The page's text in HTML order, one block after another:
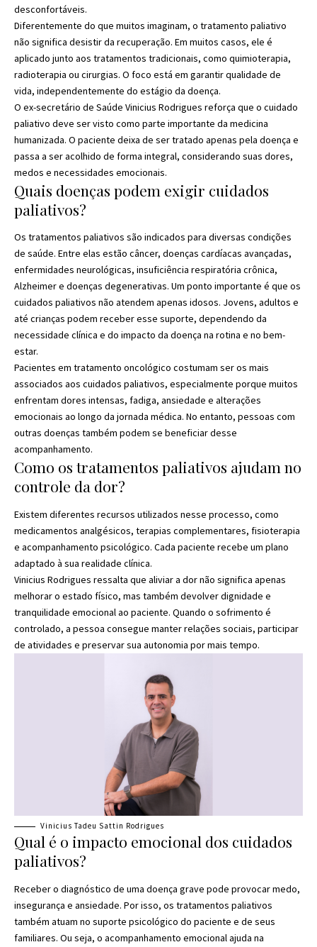
desconfortáveis.
Diferentemente do que muitos imaginam, o tratamento paliativo
não significa desistir da recuperação. Em muitos casos, ele é
aplicado junto aos tratamentos tradicionais, como quimioterapia,
radioterapia ou cirurgias. O foco está em garantir qualidade de
vida, independentemente do estágio da doença.
O ex-secretário de Saúde Vinicius Rodrigues reforça que o cuidado
paliativo deve ser visto como parte importante da medicina
humanizada. O paciente deixa de ser tratado apenas pela doença e
passa a ser acolhido de forma integral, considerando suas dores,
medos e necessidades emocionais.
Quais doenças podem exigir cuidados
paliativos?
Os tratamentos paliativos são indicados para diversas condições
de saúde. Entre elas estão câncer, doenças cardíacas avançadas,
enfermidades neurológicas, insuficiência respiratória crônica,
Alzheimer e doenças degenerativas. Um ponto importante é que os
cuidados paliativos não atendem apenas idosos. Jovens, adultos e
até crianças podem receber esse suporte, dependendo da
necessidade clínica e do impacto da doença na rotina e no bem-
estar.
Pacientes em tratamento oncológico costumam ser os mais
associados aos cuidados paliativos, especialmente porque muitos
enfrentam dores intensas, fadiga, ansiedade e alterações
emocionais ao longo da jornada médica. No entanto, pessoas com
outras doenças também podem se beneficiar desse
acompanhamento.
Como os tratamentos paliativos ajudam no
controle da dor?
Existem diferentes recursos utilizados nesse processo, como
medicamentos analgésicos, terapias complementares, fisioterapia
e acompanhamento psicológico. Cada paciente recebe um plano
adaptado à sua realidade clínica.
Vinicius Rodrigues ressalta que aliviar a dor não significa apenas
melhorar o estado físico, mas também devolver dignidade e
tranquilidade emocional ao paciente. Quando o sofrimento é
controlado, a pessoa consegue manter relações sociais, participar
de atividades e preservar sua autonomia por mais tempo.
Vinicius Tadeu Sattin Rodrigues
Qual é o impacto emocional dos cuidados
paliativos?
Receber o diagnóstico de uma doença grave pode provocar medo,
insegurança e ansiedade. Por isso, os tratamentos paliativos
também atuam no suporte psicológico do paciente e de seus
familiares. Ou seja, o acompanhamento emocional ajuda na